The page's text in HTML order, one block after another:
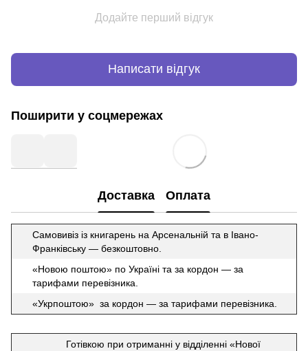
Додайте перший відгук
Написати відгук
Поширити у соцмережах
Доставка Оплата
Самовивіз із книгарень на Арсенальній та в Івано-
Франківську — безкоштовно.
«Новою поштою» по Україні та за кордон — за
тарифами перевізника.
«Укрпоштою» за кордон — за тарифами перевізника.
Готівкою при отриманні у відділенні «Нової